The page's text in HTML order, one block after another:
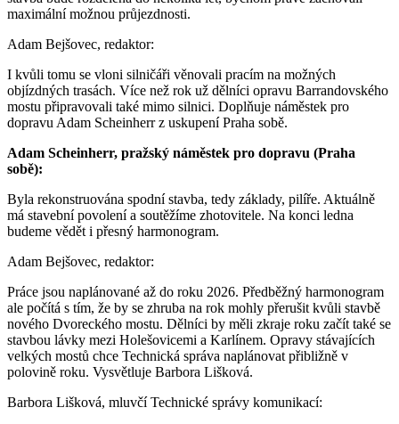
maximální možnou průjezdnosti.
Adam Bejšovec, redaktor:
I kvůli tomu se vloni silničáři věnovali pracím na možných
objízdných trasách. Více než rok už dělníci opravu Barrandovského
mostu připravovali také mimo silnici. Doplňuje náměstek pro
dopravu Adam Scheinherr z uskupení Praha sobě.
Adam Scheinherr, pražský náměstek pro dopravu (Praha
sobě):
Byla rekonstruována spodní stavba, tedy základy, pilíře. Aktuálně
má stavební povolení a soutěžíme zhotovitele. Na konci ledna
budeme vědět i přesný harmonogram.
Adam Bejšovec, redaktor:
Práce jsou naplánované až do roku 2026. Předběžný harmonogram
ale počítá s tím, že by se zhruba na rok mohly přerušit kvůli stavbě
nového Dvoreckého mostu. Dělníci by měli zkraje roku začít také se
stavbou lávky mezi Holešovicemi a Karlínem. Opravy stávajících
velkých mostů chce Technická správa naplánovat přibližně v
polovině roku. Vysvětluje Barbora Lišková.
Barbora Lišková, mluvčí Technické správy komunikací: